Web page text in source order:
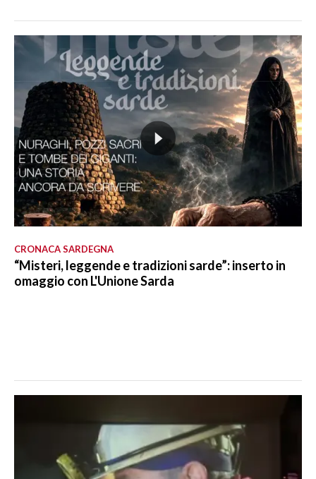
CRONACA SARDEGNA
“Misteri, leggende e tradizioni sarde”: inserto in
omaggio con L'Unione Sarda